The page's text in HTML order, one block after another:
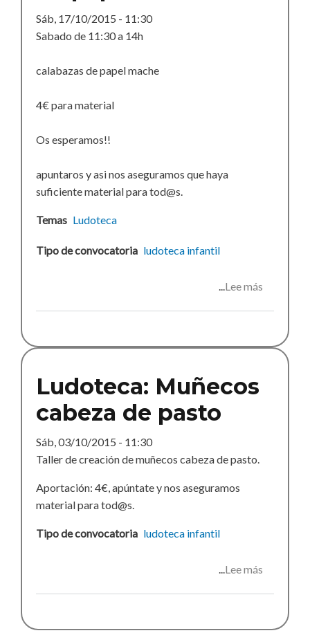
Sáb, 17/10/2015 - 11:30
Sabado de 11:30 a 14h
calabazas de papel mache
4€ para material
Os esperamos!!
apuntaros y asi nos aseguramos que haya
suficiente material para tod@s.
Temas Ludoteca
Tipo de convocatoria ludoteca infantil
Lee más
papel
Ludoteca: Muñecos
cabeza de pasto
Sáb, 03/10/2015 - 11:30
Taller de creación de muñecos cabeza de pasto.
Aportación: 4€, apúntate y nos aseguramos
material para tod@s.
Tipo de convocatoria ludoteca infantil
Lee más
cabeza